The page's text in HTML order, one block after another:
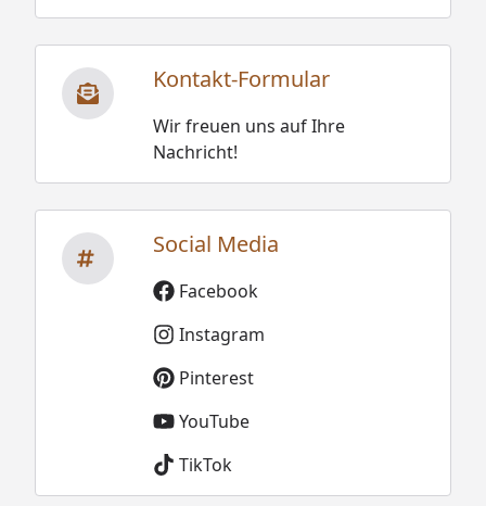
Kontakt-Formular
Wir freuen uns auf Ihre
Nachricht!
Social Media
Facebook
Instagram
Pinterest
YouTube
TikTok